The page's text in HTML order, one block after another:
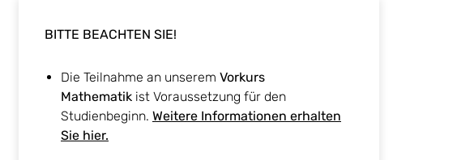
BITTE BEACHTEN SIE!
Die Teilnahme an unserem Vorkurs
Mathematik ist Voraussetzung für den
Studienbeginn. Weitere Informationen erhalten
Sie hier.